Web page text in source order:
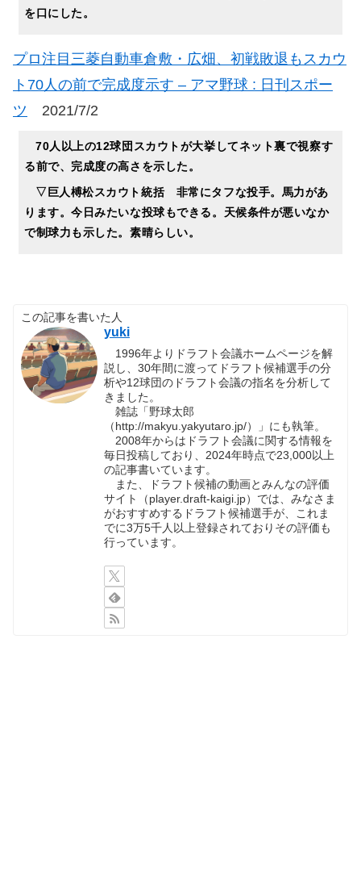
を口にした。
プロ注目三菱自動車倉敷・広畑、初戦敗退もスカウ
ト70人の前で完成度示す – アマ野球 : 日刊スポー
ツ 2021/7/2
70人以上の12球団スカウトが大挙してネット裏で視察す
る前で、完成度の高さを示した。
▽巨人榑松スカウト統括 非常にタフな投手。馬力があ
ります。今日みたいな投球もできる。天候条件が悪いなか
で制球力も示した。素晴らしい。
この記事を書いた人
yuki
1996年よりドラフト会議ホームページを解
説し、30年間に渡ってドラフト候補選手の分
析や12球団のドラフト会議の指名を分析して
きました。
雑誌「野球太郎
（http://makyu.yakyutaro.jp/）」にも執筆。
2008年からはドラフト会議に関する情報を
毎日投稿しており、2024年時点で23,000以上
の記事書いています。
また、ドラフト候補の動画とみんなの評価
サイト（player.draft-kaigi.jp）では、みなさま
がおすすめするドラフト候補選手が、これま
でに3万5千人以上登録されておりその評価も
行っています。